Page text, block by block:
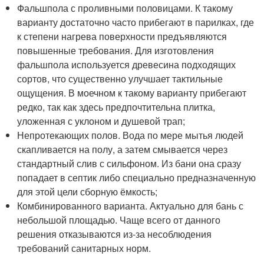
Фальшпола с проливными половицами. К такому
варианту достаточно часто прибегают в парилках, где
к степени нагрева поверхности предъявляются
повышенные требования. Для изготовления
фальшпола используется древесина подходящих
сортов, что существенно улучшает тактильные
ощущения. В моечном к такому варианту прибегают
редко, так как здесь предпочтительна плитка,
уложенная с уклоном и душевой трап;
Непротекающих полов. Вода по мере мытья людей
скапливается на полу, а затем смывается через
стандартный слив с сильфоном. Из бани она сразу
попадает в септик либо специально предназначенную
для этой цели сборную ёмкость;
Комбинированного варианта. Актуально для бань с
небольшой площадью. Чаще всего от данного
решения отказываются из-за несоблюдения
требований санитарных норм.